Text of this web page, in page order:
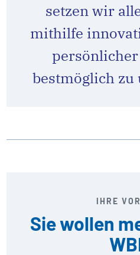
setzen wir
mithilfe
bestmöglich zu
IHRE
Sie wollen